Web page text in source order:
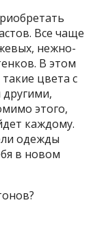
Все чаще
нежно-
В этом
цвета с
другими,
этого,
каждому.
одежды
в новом